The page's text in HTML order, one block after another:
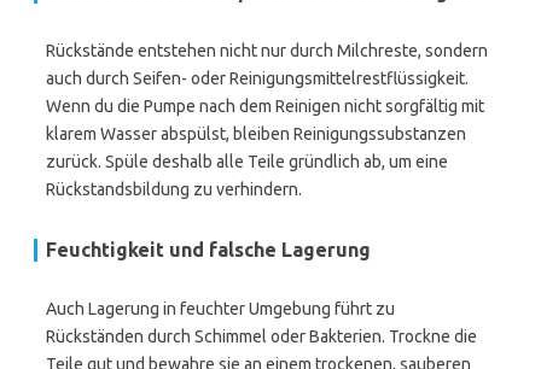
Rückstände entstehen nicht nur durch Milchreste, sondern
auch durch Seifen- oder Reinigungsmittelrestflüssigkeit.
Wenn du die Pumpe nach dem Reinigen nicht sorgfältig mit
klarem Wasser abspülst, bleiben Reinigungssubstanzen
zurück. Spüle deshalb alle Teile gründlich ab, um eine
Rückstandsbildung zu verhindern.
Feuchtigkeit und falsche Lagerung
Auch Lagerung in feuchter Umgebung führt zu
Rückständen durch Schimmel oder Bakterien. Trockne die
Teile gut und bewahre sie an einem trockenen, sauberen